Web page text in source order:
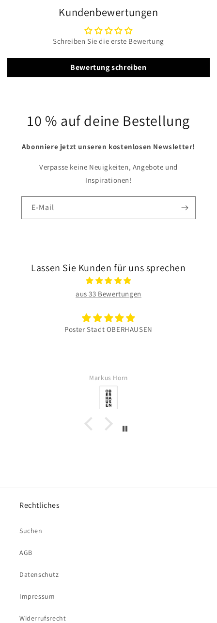
Kundenbewertungen
Schreiben Sie die erste Bewertung
Bewertung schreiben
10 % auf deine Bestellung
Abonniere jetzt unseren kostenlosen Newsletter!
Verpasse keine Neuigkeiten, Angebote und
Inspirationen!
E-Mail
Lassen Sie Kunden für uns sprechen
aus 33 Bewertungen
Poster Stadt OBERHAUSEN
Markus Horn
Rechtliches
Suchen
AGB
Datenschutz
Impressum
Widerrufsrecht